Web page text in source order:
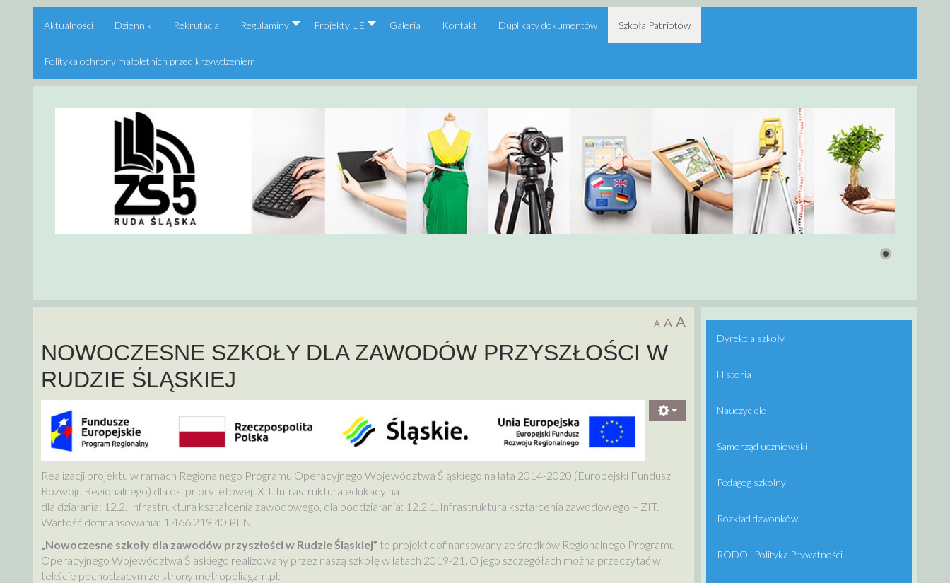
Aktualności Dziennik Rekrutacja Regulaminy Projekty UE Galeria Kontakt Duplikaty dokumentów Szkoła Patriotów
Polityka ochrony małoletnich przed krzywdzeniem
A A A
NOWOCZESNE SZKOŁY DLA ZAWODÓW PRZYSZŁOŚCI W
RUDZIE ŚLĄSKIEJ
Realizacji projektu w ramach Regionalnego Programu Operacyjnego Województwa Śląskiego na lata 2014-2020 (Europejski Fundusz
Rozwoju Regionalnego) dla osi priorytetowej: XII. Infrastruktura edukacyjna
dla działania: 12.2. Infrastruktura kształcenia zawodowego, dla poddziałania: 12.2.1. Infrastruktura kształcenia zawodowego – ZIT.
Wartość dofinansowania: 1 466 219,40 PLN
„Nowoczesne szkoły dla zawodów przyszłości w Rudzie Śląskiej” to projekt dofinansowany ze środków Regionalnego Programu
Operacyjnego Województwa Ślaskiego realizowany przez naszą szkołę w latach 2019-21. O jego szczegółach można przeczytać w
tekście pochodzącym ze strony metropoliagzm.pl:
Dyrekcja szkoły
Historia
Nauczyciele
Samorząd uczniowski
Pedagog szkolny
Rozkład dzwonków
RODO i Polityka Prywatności